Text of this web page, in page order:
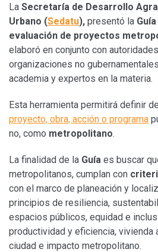
La Secretaría de Desarrollo
Urbano (Sedatu), presentó la
evaluación de proyectos
elaboró en conjunto con
organizaciones no
academia y expertos en la materia.
Esta herramienta permitirá definir
proyecto, obra, acción o programa
no, como metropolitano.
La finalidad de la Guía es buscar
metropolitanos, cumplan con
con el marco de planeación y
principios de resiliencia,
espacios públicos, equidad e
productividad y eficiencia, vivienda
ciudad e impacto metropolitano.